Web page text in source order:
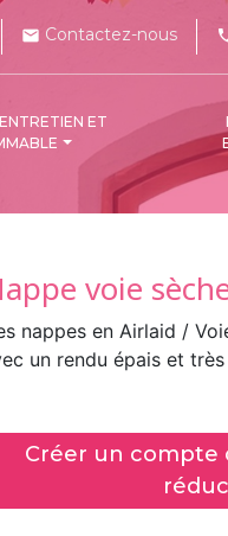
mail Contactez-nous
ET
voie
nappes en Airlaid /
un rendu épais et
Créer un compte